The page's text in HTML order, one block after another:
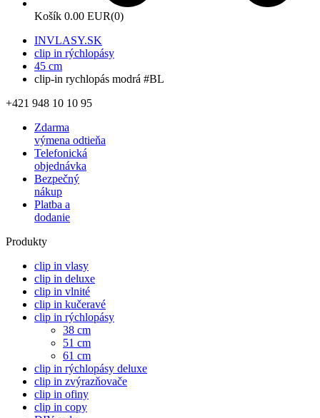
Košík 0.00 EUR(0)
INVLASY.SK
clip in rýchlopásy
45 cm
clip-in rychlopás modrá #BL
+421 948 10 10 95
Zdarma
výmena odtieňa
Telefonická
objednávka
Bezpečný
nákup
Platba a
dodanie
Produkty
clip in vlasy
clip in deluxe
clip in vlnité
clip in kučeravé
clip in rýchlopásy
38 cm
51 cm
61 cm
clip in rýchlopásy deluxe
clip in zvýrazňovače
clip in ofiny
clip in copy